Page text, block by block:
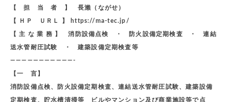
【 担 当 者 】 長瀨（ながせ）
【 ＨＰ ＵＲＬ 】 https://ma-tec.jp/
【 主 な 業 務 】 消防設備点検 ・ 防火設備定期検査 ・ 連結
送水管耐圧試験 ・ 建築設備定期検査等
———————————-
【一 言】
消防設備点検、防火設備定期検査、連結送水管耐圧試験、建築設備
定期検査、貯水槽清掃等 ビルやマンション及び商業施設等で点